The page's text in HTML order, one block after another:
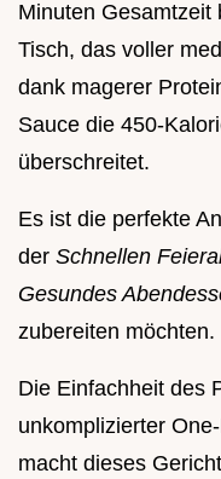
Minuten Gesamtzeit
Tisch, das voller
dank magerer
Sauce die 450-
überschreitet.
Es ist die perfekte
der Schnellen
Gesundes
zubereiten möchten.
Die Einfachheit des
unkomplizierter
macht dieses